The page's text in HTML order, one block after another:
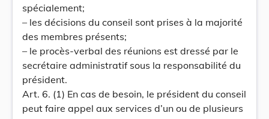
spécialement;
– les décisions du conseil sont prises à la majorité
des membres présents;
– le procès-verbal des réunions est dressé par le
secrétaire administratif sous la responsabilité du
président.
Art. 6. (1) En cas de besoin, le président du conseil
peut faire appel aux services d’un ou de plusieurs